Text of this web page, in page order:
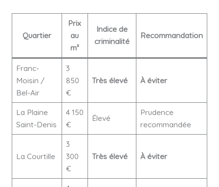
Quartier
Prix
au
m²
Indice de
criminalité
Recommandation
Franc-
Moisin /
Bel-Air
3
850
€
Très élevé À éviter
La Plaine
Saint-Denis
4 150
€
Élevé
Prudence
recommandée
La Courtille
3
300
€
Très élevé À éviter